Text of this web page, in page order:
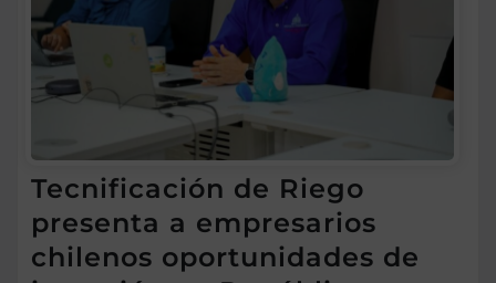
Tecnificación de Riego
presenta a empresarios
chilenos oportunidades de